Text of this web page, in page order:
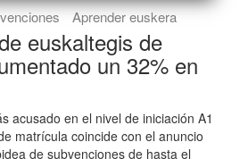
Aprender euskera
euskaltegis de
un 32% en
acusado en el nivel de iniciación A1
matrícula coincide con el anuncio
de subvenciones de hasta el